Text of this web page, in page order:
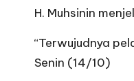
H. Muhsinin
“Terwujudnya
Senin (14/10)